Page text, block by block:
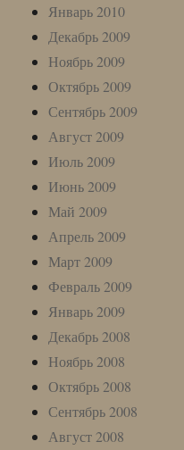
Январь 2010
Декабрь 2009
Ноябрь 2009
Октябрь 2009
Сентябрь 2009
Август 2009
Июль 2009
Июнь 2009
Май 2009
Апрель 2009
Март 2009
Февраль 2009
Январь 2009
Декабрь 2008
Ноябрь 2008
Октябрь 2008
Сентябрь 2008
Август 2008